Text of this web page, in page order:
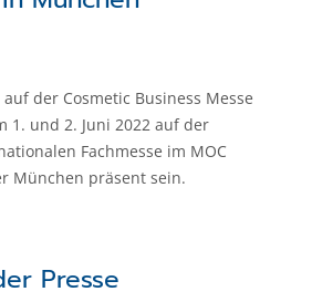
der Cosmetic Business Messe
1. und 2. Juni 2022 auf der
Fachmesse im MOC
München präsent sein.
Presse